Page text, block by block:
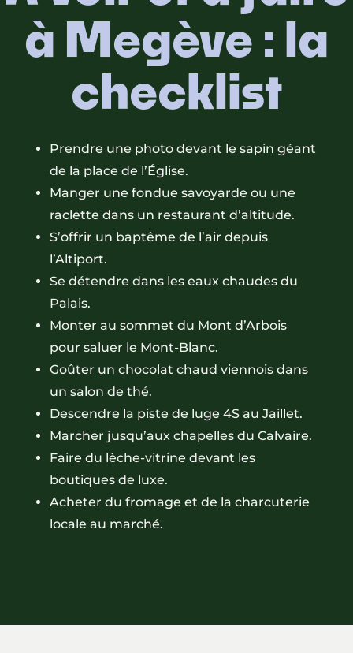
à Megève : la
checklist
Prendre une photo devant le sapin géant
de la place de l’Église.
Manger une fondue savoyarde ou une
raclette dans un restaurant d’altitude.
S’offrir un baptême de l’air depuis
l’Altiport.
Se détendre dans les eaux chaudes du
Palais.
Monter au sommet du Mont d’Arbois
pour saluer le Mont-Blanc.
Goûter un chocolat chaud viennois dans
un salon de thé.
Descendre la piste de luge 4S au Jaillet.
Marcher jusqu’aux chapelles du Calvaire.
Faire du lèche-vitrine devant les
boutiques de luxe.
Acheter du fromage et de la charcuterie
locale au marché.